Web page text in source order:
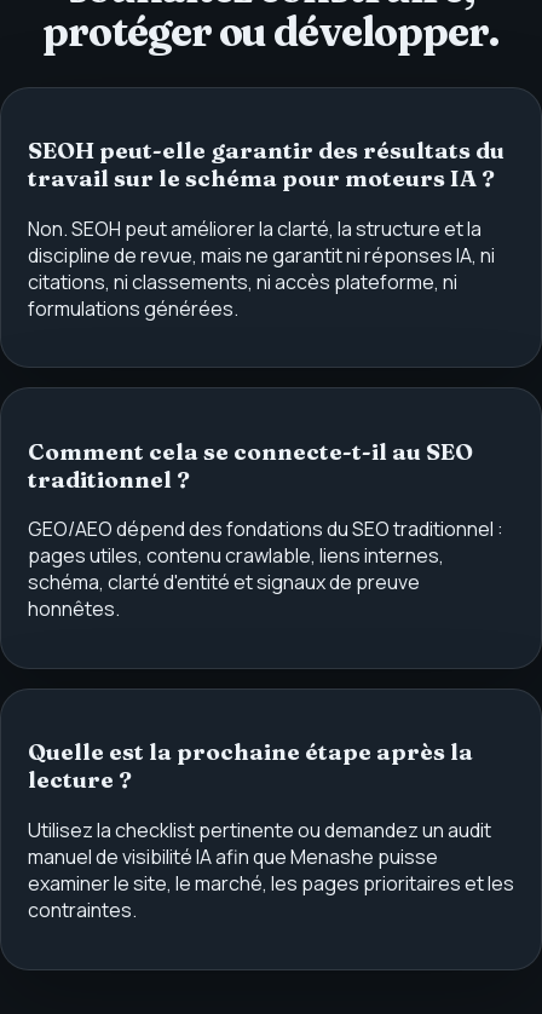
protéger ou développer.
SEOH peut-elle garantir des résultats du
travail sur le schéma pour moteurs IA ?
Non. SEOH peut améliorer la clarté, la structure et la
discipline de revue, mais ne garantit ni réponses IA, ni
citations, ni classements, ni accès plateforme, ni
formulations générées.
Comment cela se connecte-t-il au SEO
traditionnel ?
GEO/AEO dépend des fondations du SEO traditionnel :
pages utiles, contenu crawlable, liens internes,
schéma, clarté d'entité et signaux de preuve
honnêtes.
Quelle est la prochaine étape après la
lecture ?
Utilisez la checklist pertinente ou demandez un audit
manuel de visibilité IA afin que Menashe puisse
examiner le site, le marché, les pages prioritaires et les
contraintes.